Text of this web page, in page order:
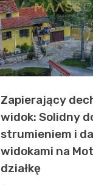
Zapierający
widok: Solidny
strumieniem i
widokami na
działkę